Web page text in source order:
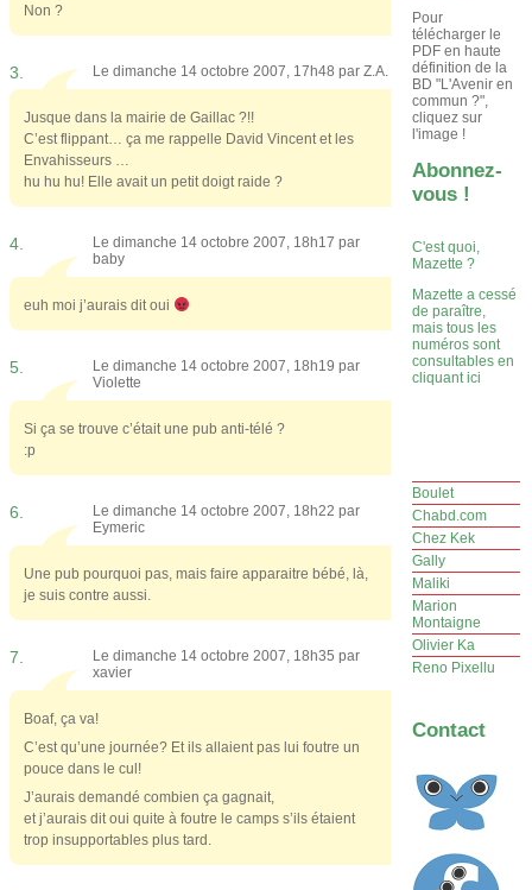
Non ?
3. Le dimanche 14 octobre 2007, 17h48 par Z.A.
Jusque dans la mairie de Gaillac ?!!
C’est flippant… ça me rappelle David Vincent et les
Envahisseurs …
hu hu hu! Elle avait un petit doigt raide ?
4.
Le dimanche 14 octobre 2007, 18h17 par
baby
euh moi j’aurais dit oui
5.
Le dimanche 14 octobre 2007, 18h19 par
Violette
Si ça se trouve c’était une pub anti-télé ?
:p
6.
Le dimanche 14 octobre 2007, 18h22 par
Eymeric
Une pub pourquoi pas, mais faire apparaitre bébé, là,
je suis contre aussi.
7.
Le dimanche 14 octobre 2007, 18h35 par
xavier
Boaf, ça va!
C’est qu’une journée? Et ils allaient pas lui foutre un
pouce dans le cul!
J’aurais demandé combien ça gagnait,
et j’aurais dit oui quite à foutre le camps s’ils étaient
trop insupportables plus tard.
Pour
télécharger le
PDF en haute
définition de la
BD "L'Avenir en
commun ?",
cliquez sur
l'image !
Abonnez-
vous !
C'est quoi,
Mazette ?
Mazette a cessé
de paraître,
mais tous les
numéros sont
consultables en
cliquant ici
Boulet
Chabd.com
Chez Kek
Gally
Maliki
Marion
Montaigne
Olivier Ka
Reno Pixellu
Contact